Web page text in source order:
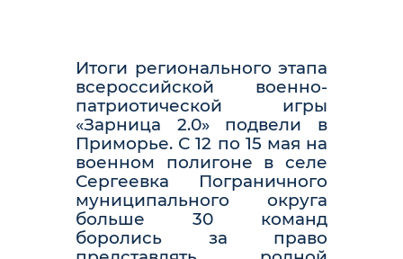
Итоги регионального этапа
всероссийской военно-
патриотической игры
«Зарница 2.0» подвели в
Приморье. С 12 по 15 мая на
военном полигоне в селе
Сергеевка Пограничного
муниципального округа
больше 30 команд
боролись за право